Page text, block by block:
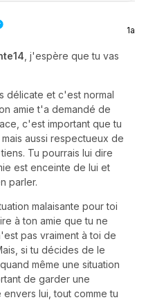
1a
, j'espère que tu vas
délicate et c'est normal
amie t'a demandé de
c'est important que tu
aussi respectueux de
Tu pourrais lui dire
est enceinte de lui et
parler.
malaisante pour toi
à ton amie que tu ne
pas vraiment à toi de
si tu décides de le
même une situation
de garder une
lui, tout comme tu